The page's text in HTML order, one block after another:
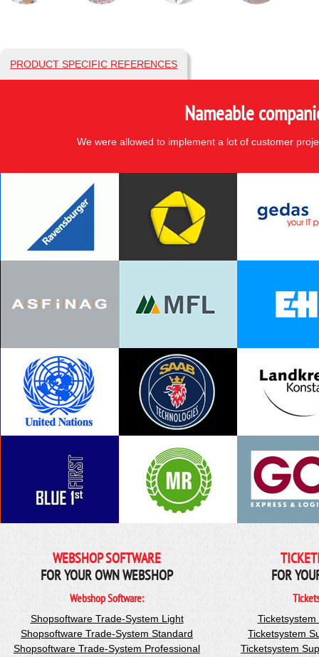
PRODUCT SPECIFIC REFERENCES
Nameable
We were allowed to implement a lot of customer
WEBSHOP SOFTWARE
FOR YOUR OWN WEBSHOP
Webshop Software:
Shopsoftware Trade-System Light
Shopsoftware Trade-System Standard
Shopsoftware Trade-System Professional
FOR
Ticketsystem
Ticketsystem